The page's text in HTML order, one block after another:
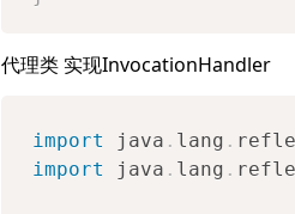
代理类 实现InvocationHandler
import java . lang .
import
java . lang .